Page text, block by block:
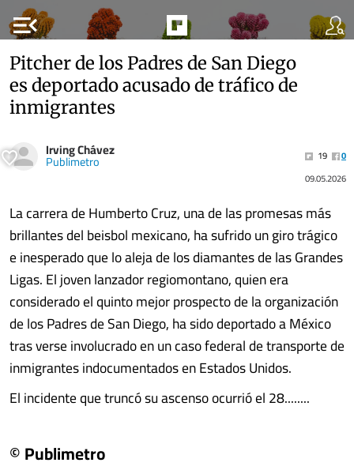
menu_open
Pitcher de los Padres de San Diego
es deportado acusado de tráfico de
inmigrantes
Irving Chávez
Publimetro 19
0
09.05.2026
La carrera de Humberto Cruz, una de las promesas más
brillantes del beisbol mexicano, ha sufrido un giro trágico
e inesperado que lo aleja de los diamantes de las Grandes
Ligas. El joven lanzador regiomontano, quien era
considerado el quinto mejor prospecto de la organización
de los Padres de San Diego, ha sido deportado a México
tras verse involucrado en un caso federal de transporte de
inmigrantes indocumentados en Estados Unidos.
El incidente que truncó su ascenso ocurrió el 28........
© Publimetro